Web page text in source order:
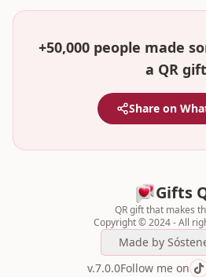
+50,000 people made
a QR gift
Share on
Gifts
QR gift that makes
Copyright © 2024 - All
Made by
v.7.0.0Follow me on